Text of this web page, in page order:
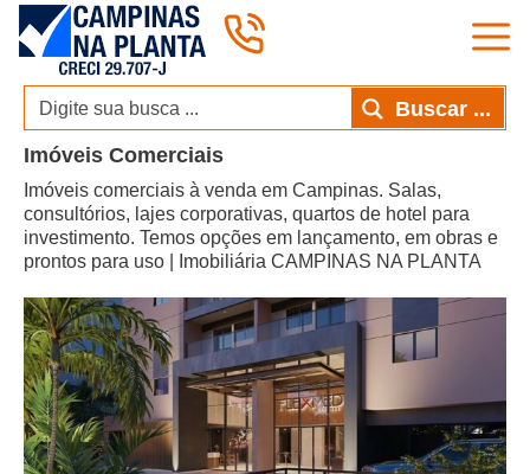
Pular
para
conteúdo
Buscar ...
Imóveis Comerciais
Imóveis comerciais à venda em Campinas. Salas,
consultórios, lajes corporativas, quartos de hotel para
investimento. Temos opções em lançamento, em obras e
prontos para uso | Imobiliária CAMPINAS NA PLANTA